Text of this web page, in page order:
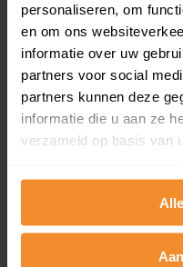
personaliseren, om
en om ons
informatie over uw
partners voor social
partners kunnen deze
informatie die u aan ze
verzameld op basis van
T/m 1945